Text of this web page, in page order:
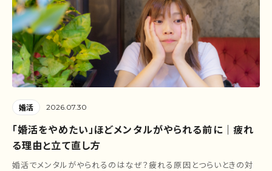
婚活 2026.07.30
「婚活をやめたい」ほどメンタルがやられる前に｜疲れ
る理由と立て直し方
婚活でメンタルがやられるのはなぜ？疲れる原因とつらいときの対